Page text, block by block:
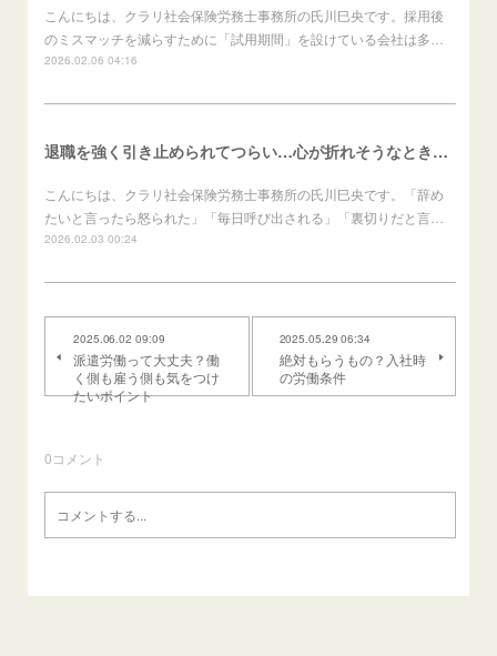
こんにちは、クラリ社会保険労務士事務所の氏川巳央です。採用後
のミスマッチを減らすために「試用期間」を設けている会社は多…
2026.02.06 04:16
退職を強く引き止められてつらい…心が折れそうなときの進め方（労働者向け）
こんにちは、クラリ社会保険労務士事務所の氏川巳央です。「辞め
たいと言ったら怒られた」「毎日呼び出される」「裏切りだと言…
2026.02.03 00:24
2025.06.02 09:09
派遣労働って大丈夫？働
く側も雇う側も気をつけ
たいポイント
2025.05.29 06:34
絶対もらうもの？入社時
の労働条件
0コメント